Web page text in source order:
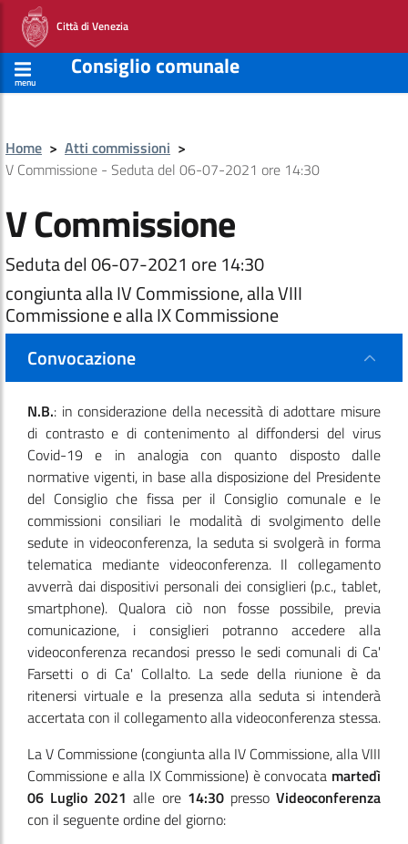
Città di Venezia
menu
Consiglio comunale
Home > Atti commissioni >
V Commissione - Seduta del 06-07-2021 ore 14:30
V Commissione
Seduta del 06-07-2021 ore 14:30
congiunta alla IV Commissione, alla VIII
Commissione e alla IX Commissione
Convocazione
N.B.: in considerazione della necessità di adottare misure
di contrasto e di contenimento al diffondersi del virus
Covid-19 e in analogia con quanto disposto dalle
normative vigenti, in base alla disposizione del Presidente
del Consiglio che fissa per il Consiglio comunale e le
commissioni consiliari le modalità di svolgimento delle
sedute in videoconferenza, la seduta si svolgerà in forma
telematica mediante videoconferenza. Il collegamento
avverrà dai dispositivi personali dei consiglieri (p.c., tablet,
smartphone). Qualora ciò non fosse possibile, previa
comunicazione, i consiglieri potranno accedere alla
videoconferenza recandosi presso le sedi comunali di Ca'
Farsetti o di Ca' Collalto. La sede della riunione è da
ritenersi virtuale e la presenza alla seduta si intenderà
accertata con il collegamento alla videoconferenza stessa.
La V Commissione(congiunta alla IV Commissione, alla VIII
Commissione e alla IX Commissione) è convocata martedì
06 Luglio 2021 alle ore 14:30pressoVideoconferenza
con il seguente ordine del giorno: